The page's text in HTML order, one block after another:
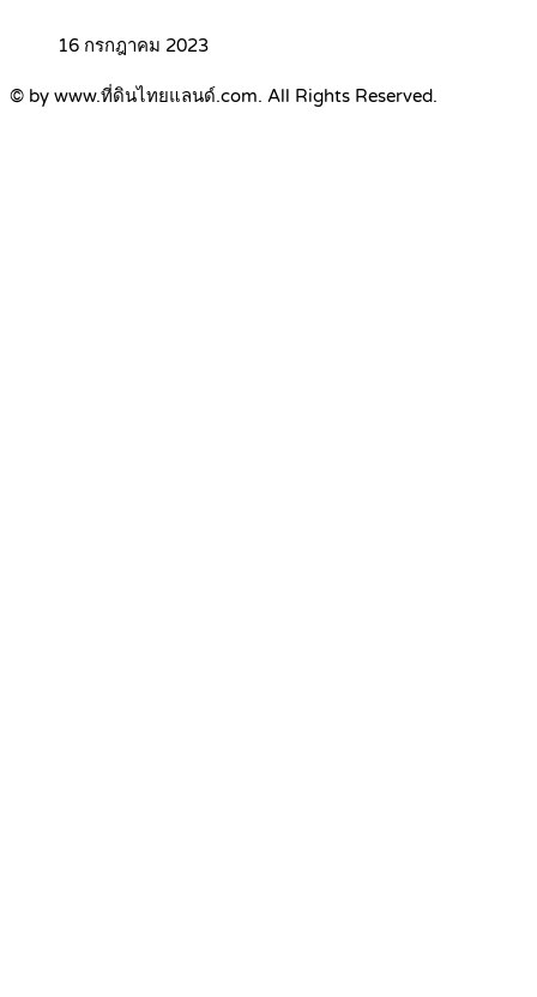
16 กรกฎาคม 2023
© by www.ที่ดินไทยแลนด์.com. All Rights Reserved.